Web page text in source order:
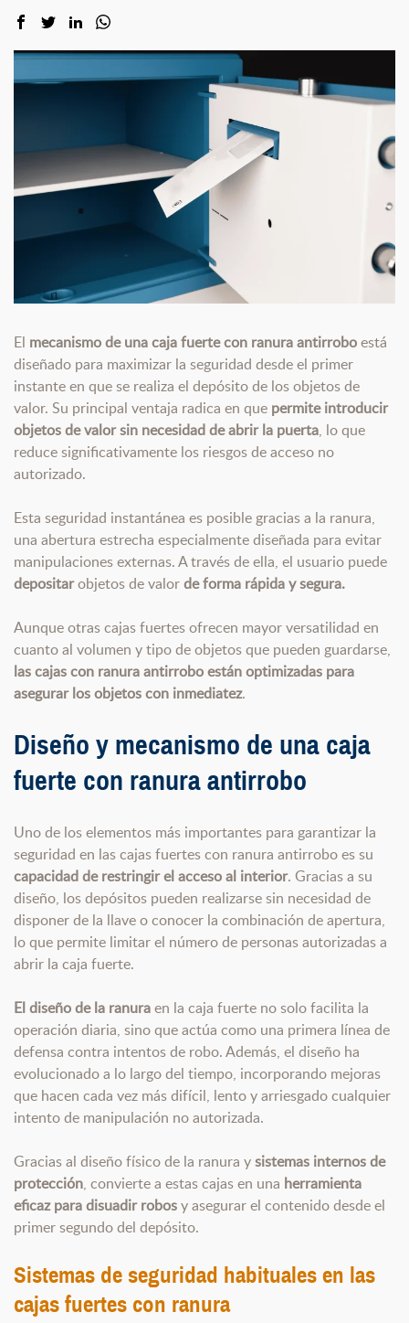
la
entrada
El mecanismo de una caja fuerte con ranura antirroboestá
diseñado para maximizar la seguridad desde el primer
instante en que se realiza el depósito de los objetos de
valor. Su principal ventaja radica en que permite introducir
objetos de valor sin necesidad de abrir la puerta, lo que
reduce significativamente los riesgos de acceso no
autorizado.
Esta seguridad instantánea es posible gracias a la ranura,
una abertura estrecha especialmente diseñada para evitar
manipulaciones externas. A través de ella, el usuario puede
depositarobjetos de valorde forma rápida y segura.
Aunque otras cajas fuertes ofrecen mayor versatilidad en
cuanto al volumen y tipo de objetos que pueden guardarse,
las cajas con ranura antirrobo están optimizadas para
asegurar los objetos con inmediatez.
Diseño y mecanismo de una caja
fuerte con ranura antirrobo
Uno de los elementos más importantes para garantizar la
seguridad en las cajas fuertes con ranura antirrobo es su
capacidad de restringir el acceso al interior. Gracias a su
diseño, los depósitos pueden realizarse sin necesidad de
disponer de la llave o conocer la combinación de apertura,
lo que permite limitar el número de personas autorizadas a
abrir la caja fuerte.
El diseño de la ranuraen la caja fuerte no solo facilita la
operación diaria, sino que actúa como una primera línea de
defensa contra intentos de robo. Además, el diseño ha
evolucionado a lo largo del tiempo, incorporando mejoras
que hacen cada vez más difícil, lento y arriesgado cualquier
intento de manipulación no autorizada.
Gracias al diseño físico de la ranura ysistemas internos de
protección, convierte a estas cajas en una herramienta
eficaz para disuadir robosy asegurar el contenido desde el
primer segundo del depósito.
Sistemas de seguridad habituales en las
cajas fuertes con ranura